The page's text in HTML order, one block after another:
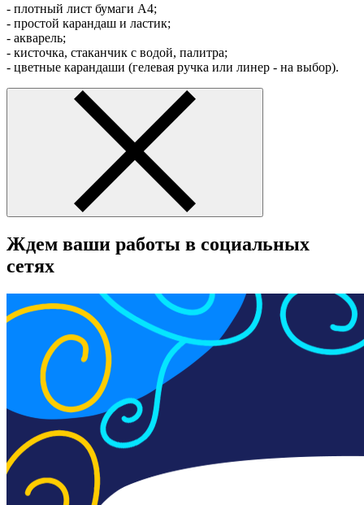
- плотный лист бумаги А4;
- простой карандаш и ластик;
- акварель;
- кисточка, стаканчик с водой, палитра;
- цветные карандаши (гелевая ручка или линер - на выбор).
Ждем ваши работы в социальных
сетях